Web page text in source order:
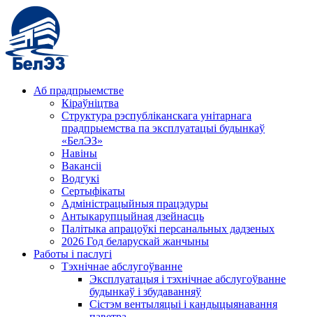
Аб прадпрыемстве
Кіраўніцтва
Структура рэспубліканскага унітарнага
прадпрыемства па эксплуатацыі будынкаў
«БелЭЗ»
Навіны
Вакансіі
Водгукі
Сертыфікаты
Адміністрацыйныя працэдуры
Антыкарупцыйная дзейнасць
Палітыка апрацоўкі персанальных дадзеных
2026 Год беларускай жанчыны
Работы і паслугі
Тэхнічнае абслугоўванне
Эксплуатацыя і тэхнічнае абслугоўванне
будынкаў і збудаванняў
Сістэм вентыляцыі і кандыцыянавання